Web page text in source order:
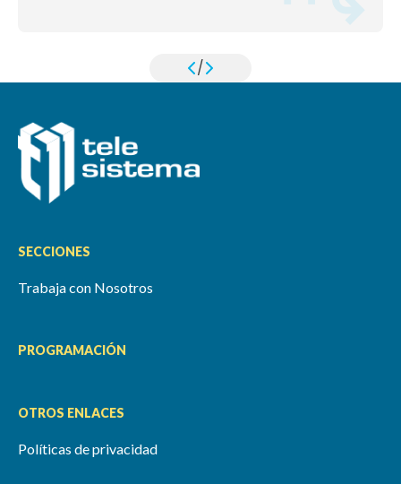
/
SECCIONES
Trabaja con Nosotros
PROGRAMACIÓN
OTROS ENLACES
Políticas de privacidad